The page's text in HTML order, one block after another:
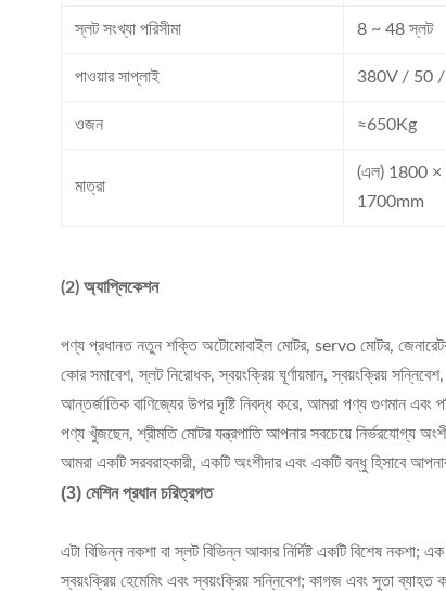
স্লট সংখ্যা পরিসীমা 8 ~ 48 স্লট
পাওয়ার সাপ্লাই 380V / 50
ওজন ≈650Kg
মাত্রা
(এল) 1800 ×
1700mm
(2) অ্যাপ্লিকেশন
পণ্য প্রধানত নতুন শক্তি অটোমোবাইল মোটর, servo মোটর,
কোর সমাবেশ, স্লট নিরোধক, স্বয়ংক্রিয় ঘূর্ণায়মান, স্বয়ংক্রিয়
আন্তর্জাতিক বাণিজ্যের উপর দৃষ্টি নিবদ্ধ করে, আমরা পণ্য গুণমান এবং
পণ্য খুঁজছেন, শ্রীমতি মোটর যন্ত্রপাতি আপনার সবচেয়ে নির্ভরযোগ্য
আমরা একটি সরবরাহকারী, একটি অংশীদার এবং একটি বন্ধু হিসাবে
(3) মেশিন প্রধান চরিত্রগত
এটা বিভিন্ন নকশা বা স্লট বিভিন্ন আকার নির্দিষ্ট একটি বিশেষ
স্বয়ংক্রিয় হেমেমিং এবং স্বয়ংক্রিয় সন্নিবেশ; কাগজ এবং সুতা ব্যাহত